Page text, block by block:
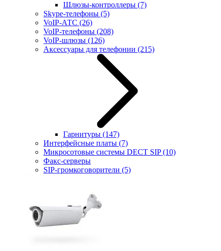
Шлюзы-контроллеры (7)
Skype-телефоны (5)
VoIP-АТС (26)
VoIP-телефоны (208)
VoIP-шлюзы (126)
Аксессуары для телефонии (215)
Гарнитуры (147)
Интерфейсные платы (7)
Микросотовые системы DECT SIP(10)
Факс-серверы
SIP-громкоговорители (5)